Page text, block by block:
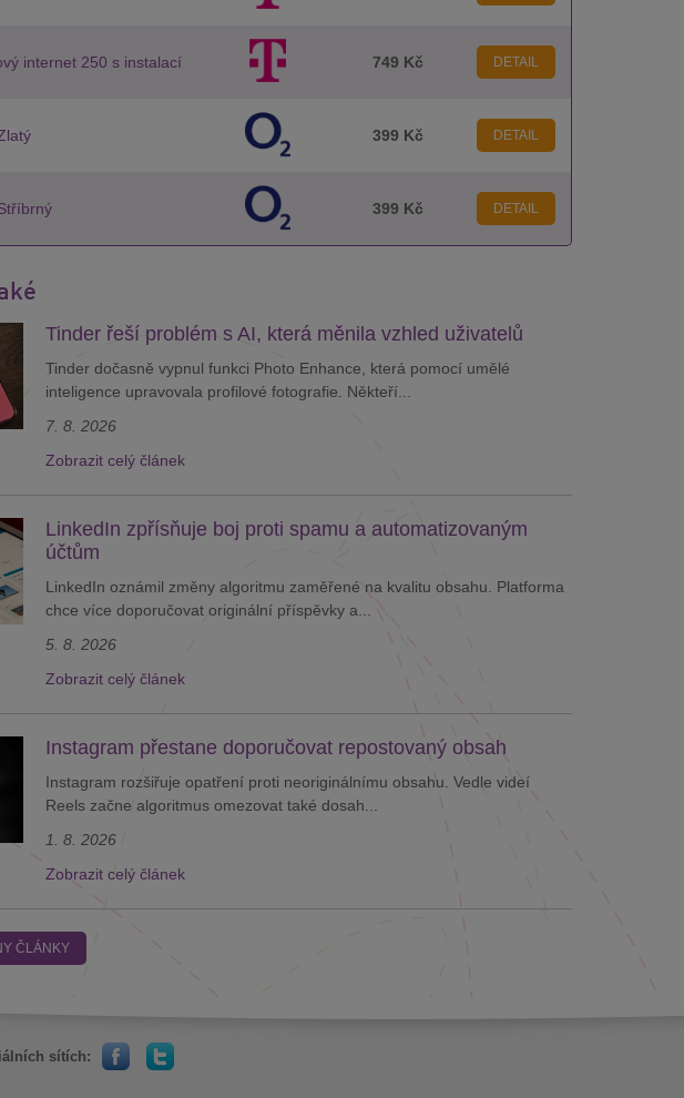
internet 250 s instalací 749 Kč DETAIL
399 Kč DETAIL
399 Kč DETAIL
Tinder řeší problém s AI, která měnila vzhled uživatelů
Tinder dočasně vypnul funkci Photo Enhance, která pomocí umělé
inteligence upravovala profilové fotografie. Někteří...
7. 8. 2026
Zobrazit celý článek
LinkedIn zpřísňuje boj proti spamu a automatizovaným
účtům
LinkedIn oznámil změny algoritmu zaměřené na kvalitu obsahu. Platforma
chce více doporučovat originální příspěvky a...
5. 8. 2026
Zobrazit celý článek
Instagram přestane doporučovat repostovaný obsah
Instagram rozšiřuje opatření proti neoriginálnímu obsahu. Vedle videí
Reels začne algoritmus omezovat také dosah...
1. 8. 2026
Zobrazit celý článek
ČLÁNKY
sítích: